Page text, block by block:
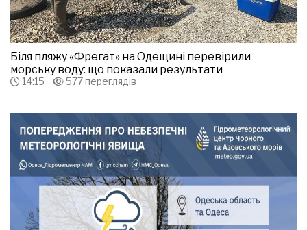
Біля пляжу «Фрегат» на Одещині перевірили
морську воду: що показали результати
14:15 577 переглядів